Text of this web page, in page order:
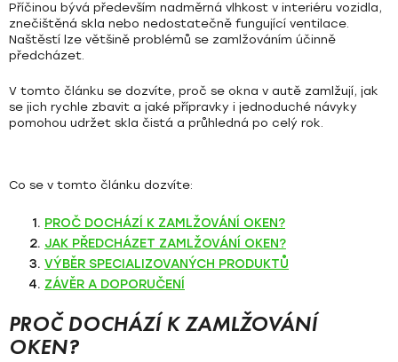
Příčinou bývá především nadměrná vlhkost v interiéru vozidla,
znečištěná skla nebo nedostatečně fungující ventilace.
Naštěstí lze většině problémů se zamlžováním účinně
předcházet.
V tomto článku se dozvíte, proč se okna v autě zamlžují, jak
se jich rychle zbavit a jaké přípravky i jednoduché návyky
pomohou udržet skla čistá a průhledná po celý rok.
Co se v tomto článku dozvíte:
PROČ DOCHÁZÍ K ZAMLŽOVÁNÍ OKEN?
JAK PŘEDCHÁZET ZAMLŽOVÁNÍ OKEN?
VÝBĚR SPECIALIZOVANÝCH PRODUKTŮ
ZÁVĚR A DOPORUČENÍ
PROČ DOCHÁZÍ K ZAMLŽOVÁNÍ
OKEN?